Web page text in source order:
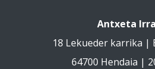
Antxeta
18 Lekueder karrika |
64700 Hendaia |